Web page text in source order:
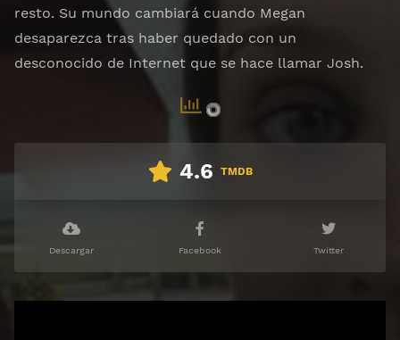
resto. Su mundo cambiará cuando Megan
desaparezca tras haber quedado con un
desconocido de Internet que se hace llamar Josh.
4.6 TMDB
Descargar Facebook Twitter